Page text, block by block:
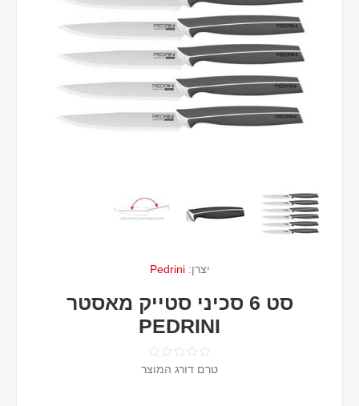
יצרן: Pedrini
סט 6 סכיני סטייק מאסטר
PEDRINI
טרם דורג המוצר